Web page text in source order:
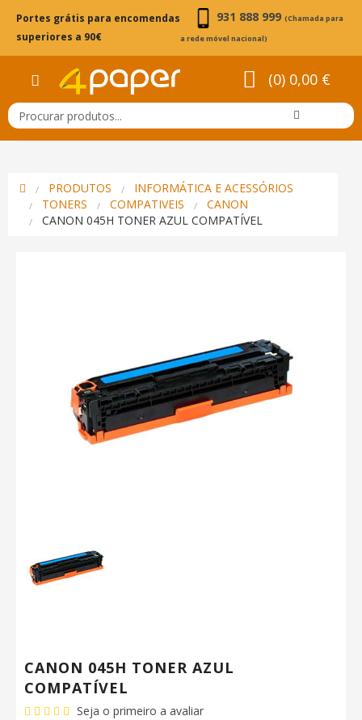
Portes grátis para encomendas
superiores a 90€
931 888 999 (Chamada para
a rede móvel nacional)
(0) 0,00 €
PRODUTOS
INFORMÁTICA E ACESSÓRIOS
TONERS
COMPATIVEIS
CANON
CANON 045H TONER AZUL COMPATÍVEL
CANON 045H TONER AZUL
COMPATÍVEL
Seja o primeiro a avaliar